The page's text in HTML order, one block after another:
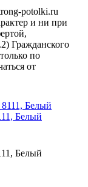
potolki.ru
и ни при
Гражданского
по
от
Белый
Белый